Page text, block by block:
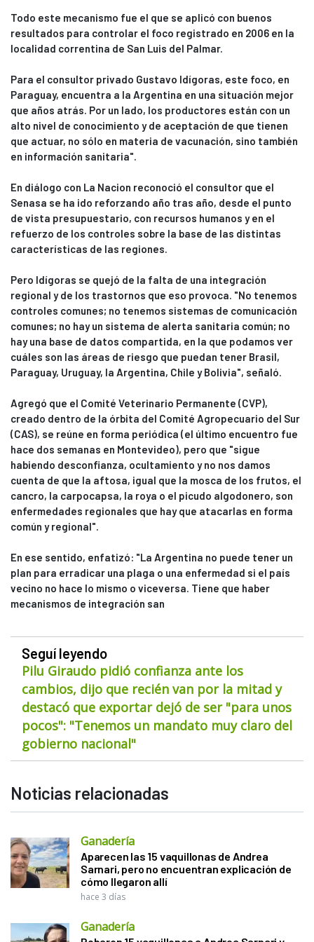
Todo este mecanismo fue el que se aplicó con buenos
resultados para controlar el foco registrado en 2006 en la
localidad correntina de San Luis del Palmar.
Para el consultor privado Gustavo Idígoras, este foco, en
Paraguay, encuentra a la Argentina en una situación mejor
que años atrás. Por un lado, los productores están con un
alto nivel de conocimiento y de aceptación de que tienen
que actuar, no sólo en materia de vacunación, sino también
en información sanitaria".
En diálogo con La Nacion reconoció el consultor que el
Senasa se ha ido reforzando año tras año, desde el punto
de vista presupuestario, con recursos humanos y en el
refuerzo de los controles sobre la base de las distintas
características de las regiones.
Pero Idígoras se quejó de la falta de una integración
regional y de los trastornos que eso provoca. "No tenemos
controles comunes; no tenemos sistemas de comunicación
comunes; no hay un sistema de alerta sanitaria común; no
hay una base de datos compartida, en la que podamos ver
cuáles son las áreas de riesgo que puedan tener Brasil,
Paraguay, Uruguay, la Argentina, Chile y Bolivia", señaló.
Agregó que el Comité Veterinario Permanente (CVP),
creado dentro de la órbita del Comité Agropecuario del Sur
(CAS), se reúne en forma periódica (el último encuentro fue
hace dos semanas en Montevideo), pero que "sigue
habiendo desconfianza, ocultamiento y no nos damos
cuenta de que la aftosa, igual que la mosca de los frutos, el
cancro, la carpocapsa, la roya o el picudo algodonero, son
enfermedades regionales que hay que atacarlas en forma
común y regional".
En ese sentido, enfatizó: "La Argentina no puede tener un
plan para erradicar una plaga o una enfermedad si el país
vecino no hace lo mismo o viceversa. Tiene que haber
mecanismos de integración san
Seguí leyendo
Pilu Giraudo pidió confianza ante los
cambios, dijo que recién van por la mitad y
destacó que exportar dejó de ser "para unos
pocos": "Tenemos un mandato muy claro del
gobierno nacional"
Noticias relacionadas
Ganadería
Aparecen las 15 vaquillonas de Andrea
Sarnari, pero no encuentran explicación de
cómo llegaron allí
hace 3 días
Ganadería